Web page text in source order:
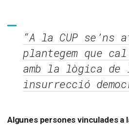
“A la CUP se’ns
plantegem que
amb la lògica de
insurrecció
Algunes persones vinculades a